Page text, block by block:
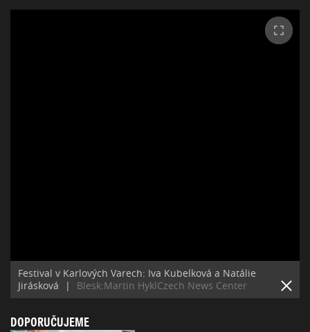
Festival v Karlových Varech: Iva Kubelková a Natálie
Jirásková
| Blesk:Martin HyklCzech News Center
DOPORUČUJEME